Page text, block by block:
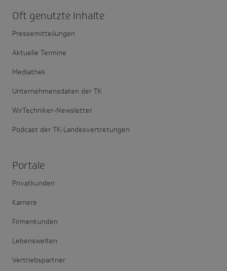
Oft genutzte Inhalte
Pressemitteilungen
Aktuelle Termine
Mediathek
Unternehmensdaten der TK
WirTechniker-Newsletter
Podcast der TK-Landesvertretungen
Portale
Privatkunden
Karriere
Firmenkunden
Lebenswelten
Vertriebspartner